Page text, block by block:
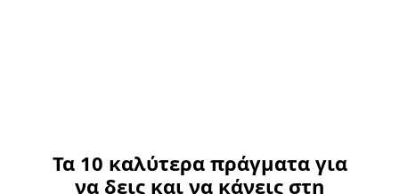
Τα 10 καλύτερα πράγματα για
να δεις και να κάνεις στη